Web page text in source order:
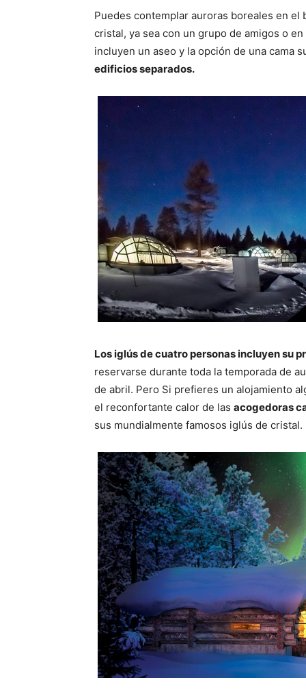
Puedes contemplar auroras boreales en
cristal, ya sea con un grupo de amigos o
incluyen un aseo y la opción de una cama
edificios separados.
Los iglús de cuatro personas incluyen su
reservarse durante toda la temporada de
de abril. Pero Si prefieres un alojamiento
el reconfortante calor de las acogedoras
sus mundialmente famosos iglús de cristal.